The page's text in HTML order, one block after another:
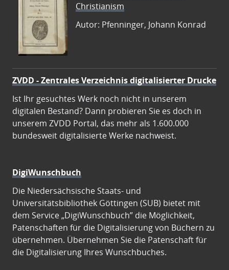
Christianism
Autor: Pfenninger, Johann Konrad
ZVDD - Zentrales Verzeichnis digitalisierter Drucke
Ist Ihr gesuchtes Werk noch nicht in unserem
digitalen Bestand? Dann probieren Sie es doch in
unserem ZVDD Portal, das mehr als 1.600.000
bundesweit digitalisierte Werke nachweist.
DigiWunschbuch
Die Niedersächsische Staats- und
Universitätsbibliothek Göttingen (SUB) bietet mit
dem Service „DigiWunschbuch” die Möglichkeit,
Patenschaften für die Digitalisierung von Büchern zu
übernehmen. Übernehmen Sie die Patenschaft für
die Digitalisierung Ihres Wunschbuches.